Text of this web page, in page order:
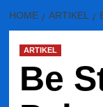
HOME ARTIKEL
ARTIKEL
Be